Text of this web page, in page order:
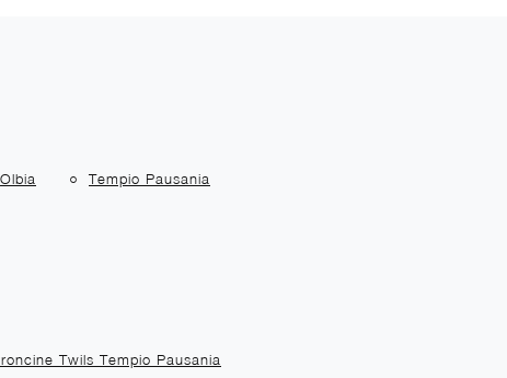
Olbia Tempio Pausania
Twils Tempio Pausania